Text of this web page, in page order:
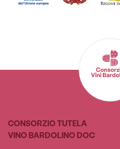
CONSORZIO TUTELA
VINO BARDOLINO DOC